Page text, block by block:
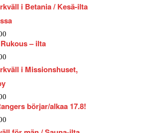
i Betania / Kesä-ilta
– ilta
i Missionshuset,
börjar/alkaa 17.8!